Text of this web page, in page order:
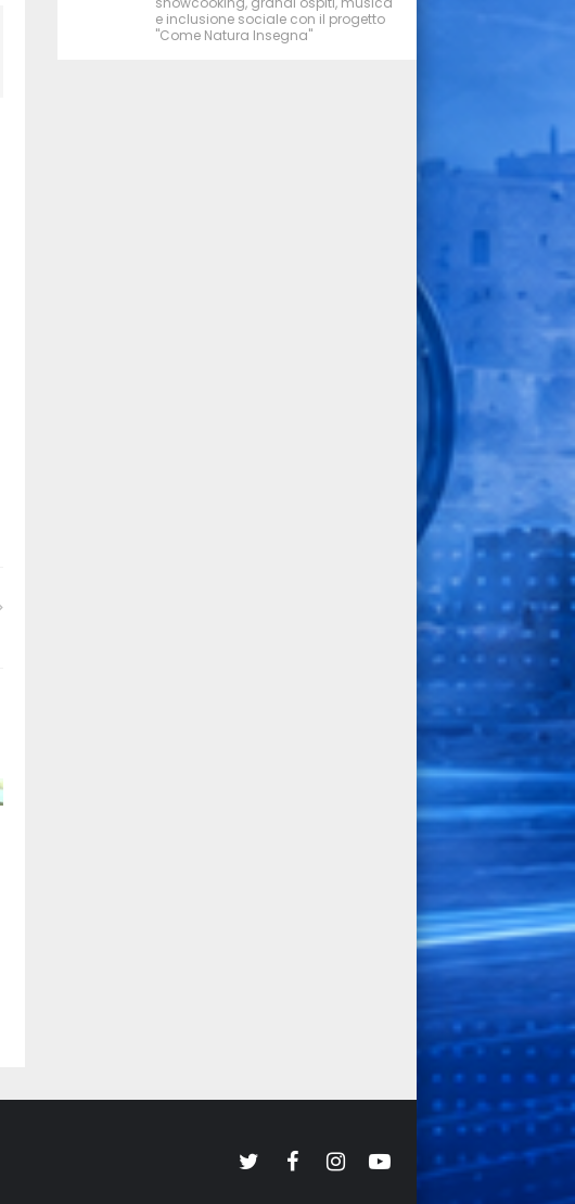
e inclusione sociale con il progetto
"Come Natura Insegna"